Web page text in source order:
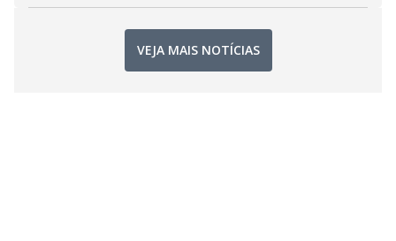
VEJA MAIS NOTÍCIAS